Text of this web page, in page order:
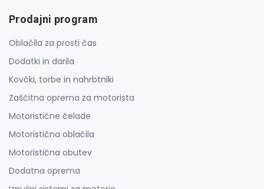
Prodajni program
Oblačila za prosti čas
Dodatki in darila
Kovčki, torbe in nahrbtniki
Zaščitna oprema za motorista
Motoristične čelade
Motoristična oblačila
Motoristična obutev
Dodatna oprema